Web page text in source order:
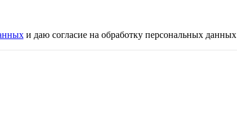
и даю согласие на обработку персональных данных